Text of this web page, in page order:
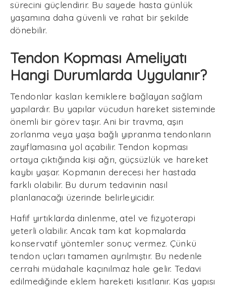
sürecini güçlendirir. Bu sayede hasta günlük
yaşamına daha güvenli ve rahat bir şekilde
dönebilir.
Tendon Kopması Ameliyatı
Hangi Durumlarda Uygulanır?
Tendonlar kasları kemiklere bağlayan sağlam
yapılardır. Bu yapılar vücudun hareket sisteminde
önemli bir görev taşır. Ani bir travma, aşırı
zorlanma veya yaşa bağlı yıpranma tendonların
zayıflamasına yol açabilir. Tendon kopması
ortaya çıktığında kişi ağrı, güçsüzlük ve hareket
kaybı yaşar. Kopmanın derecesi her hastada
farklı olabilir. Bu durum tedavinin nasıl
planlanacağı üzerinde belirleyicidir.
Hafif yırtıklarda dinlenme, atel ve fizyoterapi
yeterli olabilir. Ancak tam kat kopmalarda
konservatif yöntemler sonuç vermez. Çünkü
tendon uçları tamamen ayrılmıştır. Bu nedenle
cerrahi müdahale kaçınılmaz hale gelir. Tedavi
edilmediğinde eklem hareketi kısıtlanır. Kas yapısı